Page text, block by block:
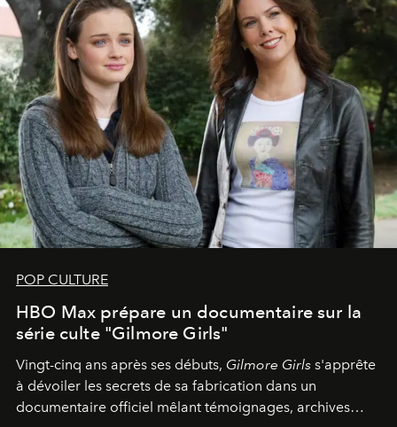
POP CULTURE
HBO Max prépare un documentaire sur la
série culte "Gilmore Girls"
Vingt-cinq ans après ses débuts, Gilmore Girls s'apprête
à dévoiler les secrets de sa fabrication dans un
documentaire officiel mêlant témoignages, archives